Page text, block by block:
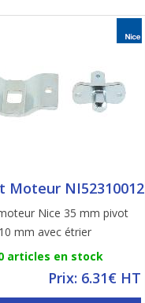
Moteur NI52310012
Nice 35 mm pivot
mm avec étrier
articles en stock
Prix: 6.31€ HT